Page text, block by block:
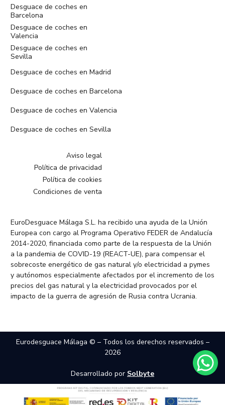
Desguace de coches en
Barcelona
Desguace de coches en
Valencia
Desguace de coches en
Sevilla
Desguace de coches en Madrid
Desguace de coches en Barcelona
Desguace de coches en Valencia
Desguace de coches en Sevilla
Aviso legal
Política de privacidad
Política de cookies
Condiciones de venta
EuroDesguace Málaga S.L. ha recibido una ayuda de la Unión
Europea con cargo al Programa Operativo FEDER de Andalucía
2014-2020, financiada como parte de la respuesta de la Unión
a la pandemia de COVID-19 (REACT-UE), para compensar el
sobrecoste energético de gas natural y/o electricidad a pymes
y autónomos especialmente afectados por el incremento de los
precios del gas natural y la electricidad provocados por el
impacto de la guerra de agresión de Rusia contra Ucrania.
Eurodesguace Málaga © – Todos los derechos reservados –
2026
Desarrollado por Solbyte